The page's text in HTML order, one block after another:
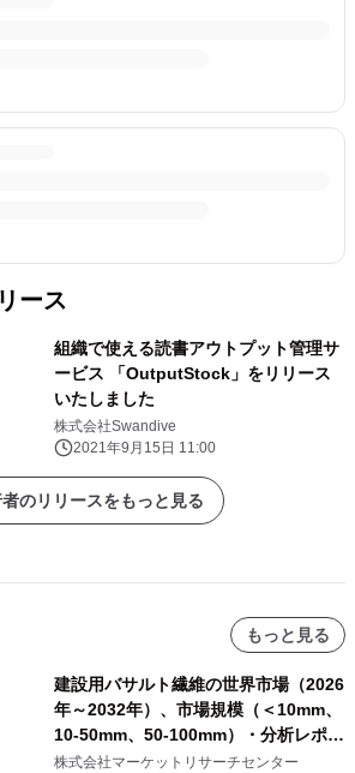
ース
組織で使える読書アウトプット管理サ
ービス 「OutputStock」をリリース
いたしました
株式会社Swandive
2021年9月15日 11:00
のリリースをもっと見る
もっと見る
建設用バサルト繊維の世界市場（2026
年～2032年）、市場規模（＜10mm、
10-50mm、50-100mm）・分析レポー
トを発表
株式会社マーケットリサーチセンター